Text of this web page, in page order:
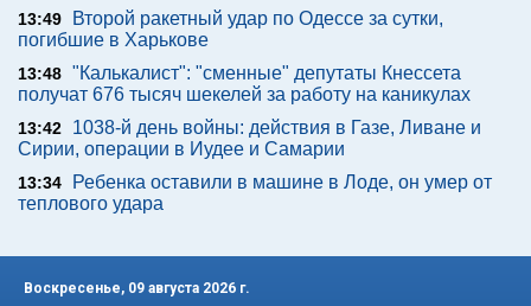
13:49
Второй ракетный удар по Одессе за сутки,
погибшие в Харькове
13:48 "Калькалист": "сменные" депутаты Кнессета
получат 676 тысяч шекелей за работу на каникулах
13:42
1038-й день войны: действия в Газе, Ливане и
Сирии, операции в Иудее и Самарии
13:34
Ребенка оставили в машине в Лоде, он умер от
теплового удара
Воскресенье, 09 августа 2026 г.